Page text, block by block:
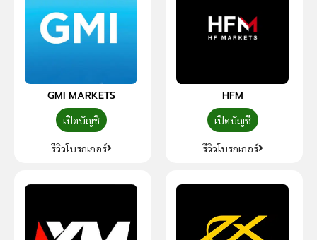
GMI MARKETS
เปิดบัญชี
รีวิวโบรกเกอร์
HFM
เปิดบัญชี
รีวิวโบรกเกอร์